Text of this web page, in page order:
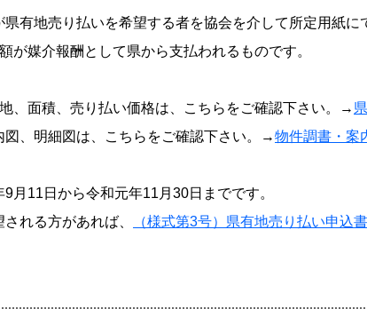
県有地売り払いを希望する者を協会を介して所定用紙
が媒介報酬として県から支払われるものです。
、面積、売り払い価格は、こちらをご確認下さい。→
図、明細図は、こちらをご確認下さい。→物件調書・案
月11日から令和元年11月30日までです。
れる方があれば、
（様式第3号）県有地売り払い申込書